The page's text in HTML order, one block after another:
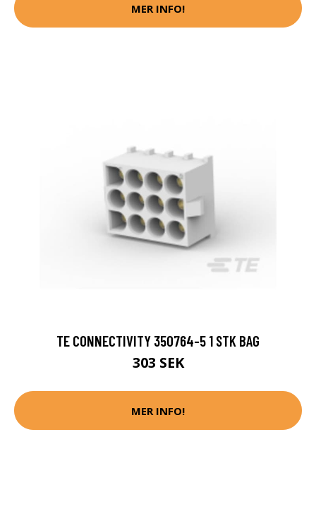
MER INFO!
TE CONNECTIVITY 350764-5 1 STK BAG
303 SEK
MER INFO!